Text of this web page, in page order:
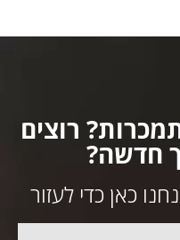
רוצים
חדשה?
כאן כדי לעזור